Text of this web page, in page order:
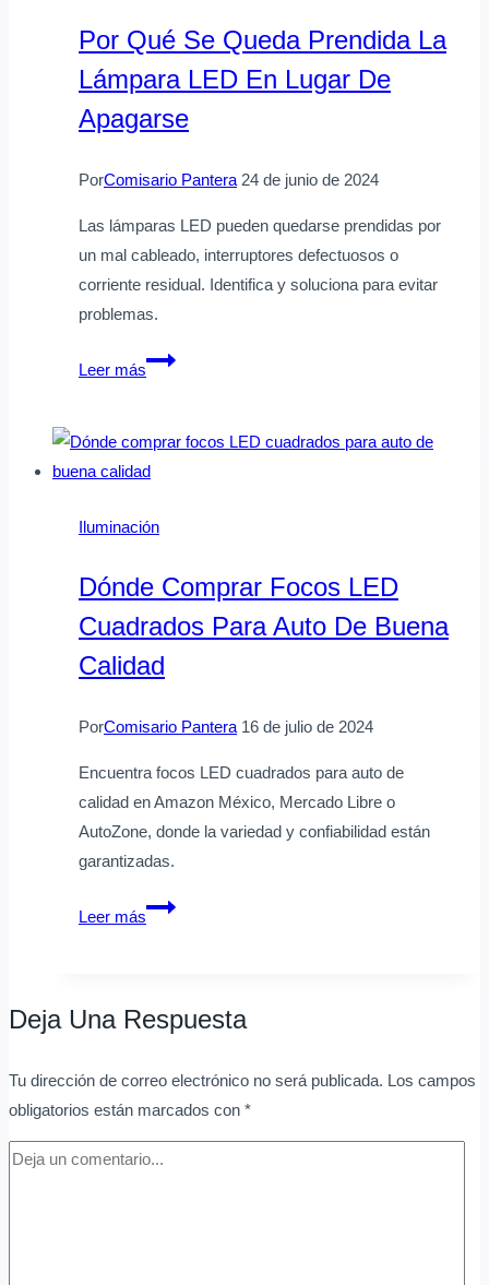
para
que
Por Qué Se Queda Prendida La
Lámpara LED En Lugar De
Apagarse
PorComisario Pantera 24 de junio de 2024
Las lámparas LED pueden quedarse prendidas por
un mal cableado, interruptores defectuosos o
corriente residual. Identifica y soluciona para evitar
problemas.
Leer más
Por
queda
prendida
lámpara
en
lugar
de
apagarse
Iluminación
Dónde Comprar Focos LED
Cuadrados Para Auto De Buena
Calidad
PorComisario Pantera 16 de julio de 2024
Encuentra focos LED cuadrados para auto de
calidad en Amazon México, Mercado Libre o
AutoZone, donde la variedad y confiabilidad están
garantizadas.
Leer más
Dónde
cuadrados
auto
de
buena
calidad
Deja Una Respuesta
Tu dirección de correo electrónico no será publicada. Los campos
obligatorios están marcados con *